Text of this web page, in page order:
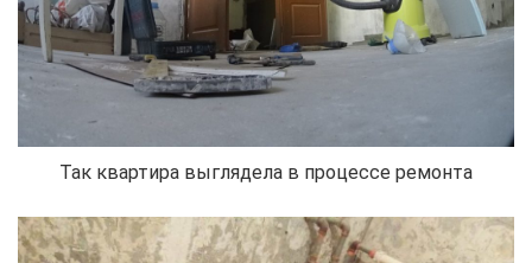
Так квартира выглядела в процессе ремонта